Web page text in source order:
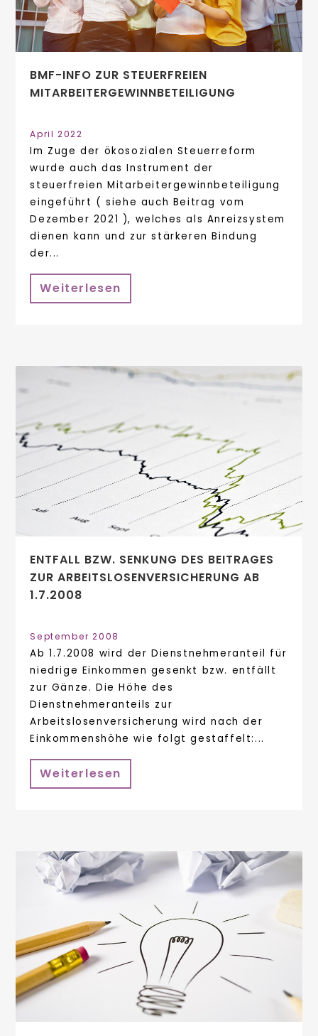
BMF-INFO ZUR STEUERFREIEN
MITARBEITERGEWINNBETEILIGUNG
April 2022
Im Zuge der ökosozialen Steuerreform
wurde auch das Instrument der
steuerfreien Mitarbeitergewinnbeteiligung
eingeführt ( siehe auch Beitrag vom
Dezember 2021 ), welches als Anreizsystem
dienen kann und zur stärkeren Bindung
der...
Weiterlesen
ENTFALL BZW. SENKUNG DES BEITRAGES
ZUR ARBEITSLOSENVERSICHERUNG AB
1.7.2008
September 2008
Ab 1.7.2008 wird der Dienstnehmeranteil für
niedrige Einkommen gesenkt bzw. entfällt
zur Gänze. Die Höhe des
Dienstnehmeranteils zur
Arbeitslosenversicherung wird nach der
Einkommenshöhe wie folgt gestaffelt:...
Weiterlesen